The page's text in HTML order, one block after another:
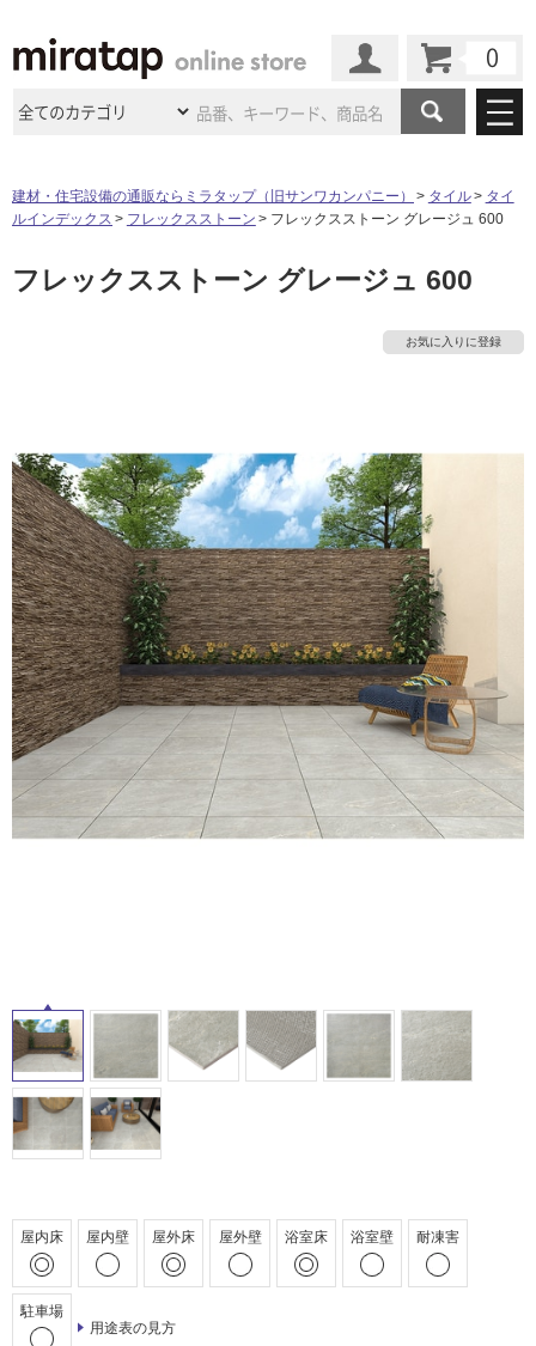
商品カテゴリ
キッチン 浴室（風呂・
トイレ
ウッドデッキ フローリング・床材
収納 インテリア・家具
照明 ペット用品
内装用建材 パネル・壁材
ロートアイアン 天然石・石材
メンテナンス・ 施工材 新商品
施工事例
施工事例 法人案件納入事例
インタビュー
ショールーム
ショールーム
名古屋ショールーム 京都 ショールーム
福岡ショールーム 札幌スマートショールー
ム
横浜スマートショールー
ム
ウェルビーみのおHDC
BOX
よくある質問 お問い合わせ
修理お問い合わせ クレーム公開
説明書・図面検索 水まわり3年保証
お役立ち情報 住まいのスタイリング
アイデア
ミラタップ
チャンネル
オンライン相談
ミラタップと創る家
ASOLIE
工事会社紹介Coziコンシ
ェルジュ
自分らしい家づくり
SUVACO
最高のリノベ会社が
かるリノベりす
建材・住宅設備の通販ならミラタップ（旧サンワカンパニー） タイル
タイ
ルインデックス
フレックスストーン フレックスストーン グレージュ 600
フレックスストーン グレージュ 600
お気に入りに登録
屋内床 屋内壁 屋外床 屋外壁 浴室床 浴室壁 耐凍害
駐車場
用途表の見方
タ
イ
屋
外
床・
浴
室
車
場
常